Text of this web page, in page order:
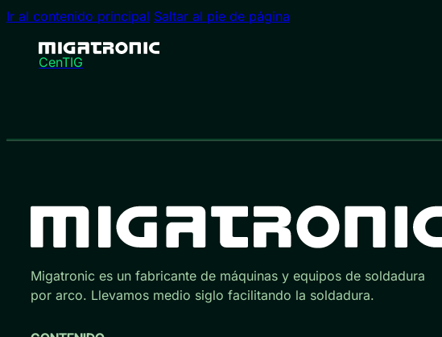
Ir al contenido principal Saltar al pie de página
CenTIG
Migatronic es un fabricante de máquinas y equipos de soldadura
por arco. Llevamos medio siglo facilitando la soldadura.